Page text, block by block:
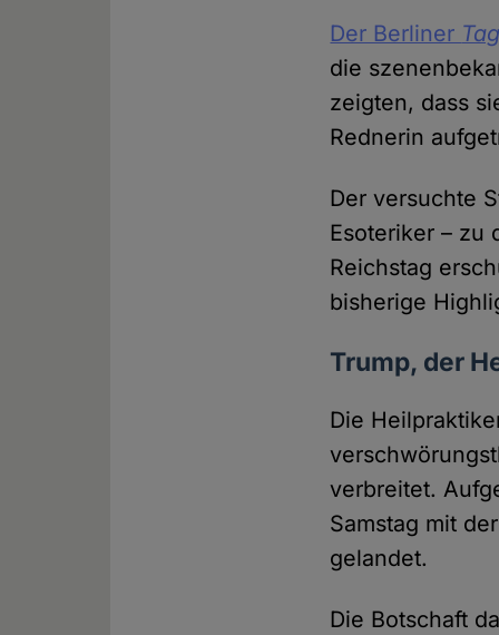
Der Berliner
die
zeigten, dass
Rednerin
Der versuchte
Esoteriker – zu
Reichstag
bisherige
Trump, der
Die
verbreitet.
Samstag mit
gelandet.
Die Botschaft